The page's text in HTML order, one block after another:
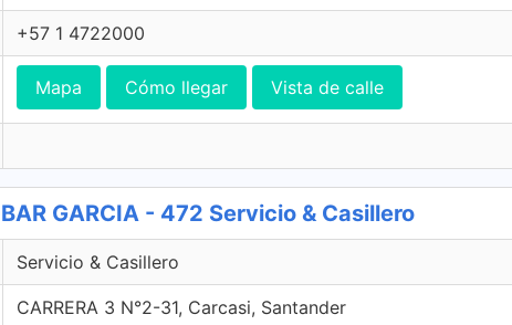
+57 1 4722000
Mapa Cómo llegar Vista de calle
GARCIA - 472 Servicio & Casillero
Servicio & Casillero
CARRERA 3 N°2-31, Carcasi, Santander